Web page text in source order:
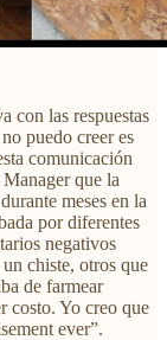
con las respuestas
puedo creer es
comunicación
que la
meses en la
por diferentes
negativos
chiste, otros que
de farmear
costo. Yo creo que
ever”.